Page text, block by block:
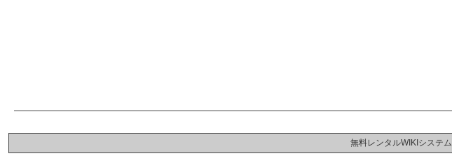
無料レンタルWIKIシステム